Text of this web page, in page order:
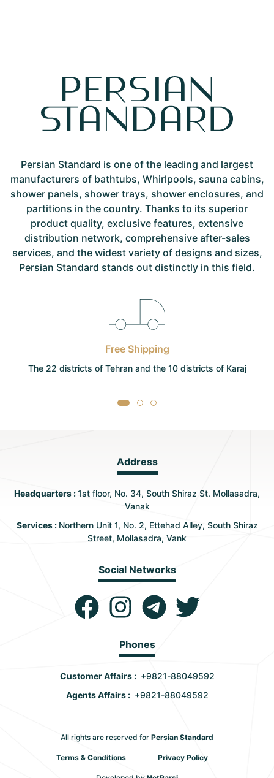
Persian Standard is one of the leading and largest
manufacturers of bathtubs, Whirlpools, sauna cabins,
shower panels, shower trays, shower enclosures, and
partitions in the country. Thanks to its superior
product quality, exclusive features, extensive
distribution network, comprehensive after-sales
services, and the widest variety of designs and sizes,
Persian Standard stands out distinctly in this field.
Continuous Support
Pre. and After Sale Services, Inspection, Installation, and
Address
Headquarters :1st floor, No. 34, South Shiraz St. Mollasadra,
Vanak
Services : Northern Unit 1, No. 2, Ettehad Alley, South Shiraz
Street, Mollasadra, Vank
Social Networks
Phones
Customer Affairs : +9821-88049592
Agents Affairs : +9821-88049592
All rights are reserved for Persian Standard
Terms & Conditions Privacy Policy